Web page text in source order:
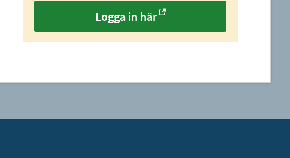
Logga in här